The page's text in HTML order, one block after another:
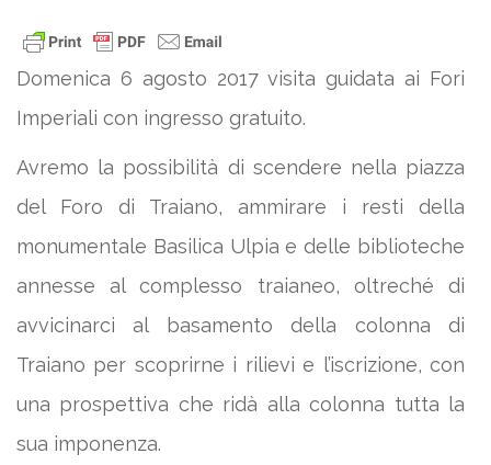
Domenica 6 agosto 2017 visita guidata ai Fori
Imperiali con ingresso gratuito.
Avremo la possibilità di scendere nella piazza
del Foro di Traiano, ammirare i resti della
monumentale Basilica Ulpia e delle biblioteche
annesse al complesso traianeo, oltreché di
avvicinarci al basamento della colonna di
Traiano per scoprirne i rilievi e l’iscrizione, con
una prospettiva che ridà alla colonna tutta la
sua imponenza.